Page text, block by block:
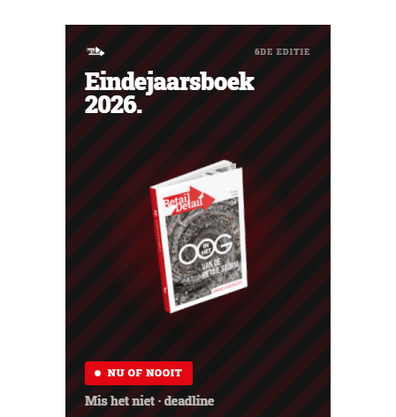
realiseren – met Kaufland Global...